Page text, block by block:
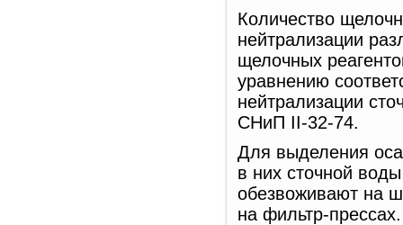
Количество
нейтрализации
щелочных
уравнению
нейтрализации
СНиП II-32-74.
Для выделения
в них сточной
обезвоживают на
на фильтр-прессах.